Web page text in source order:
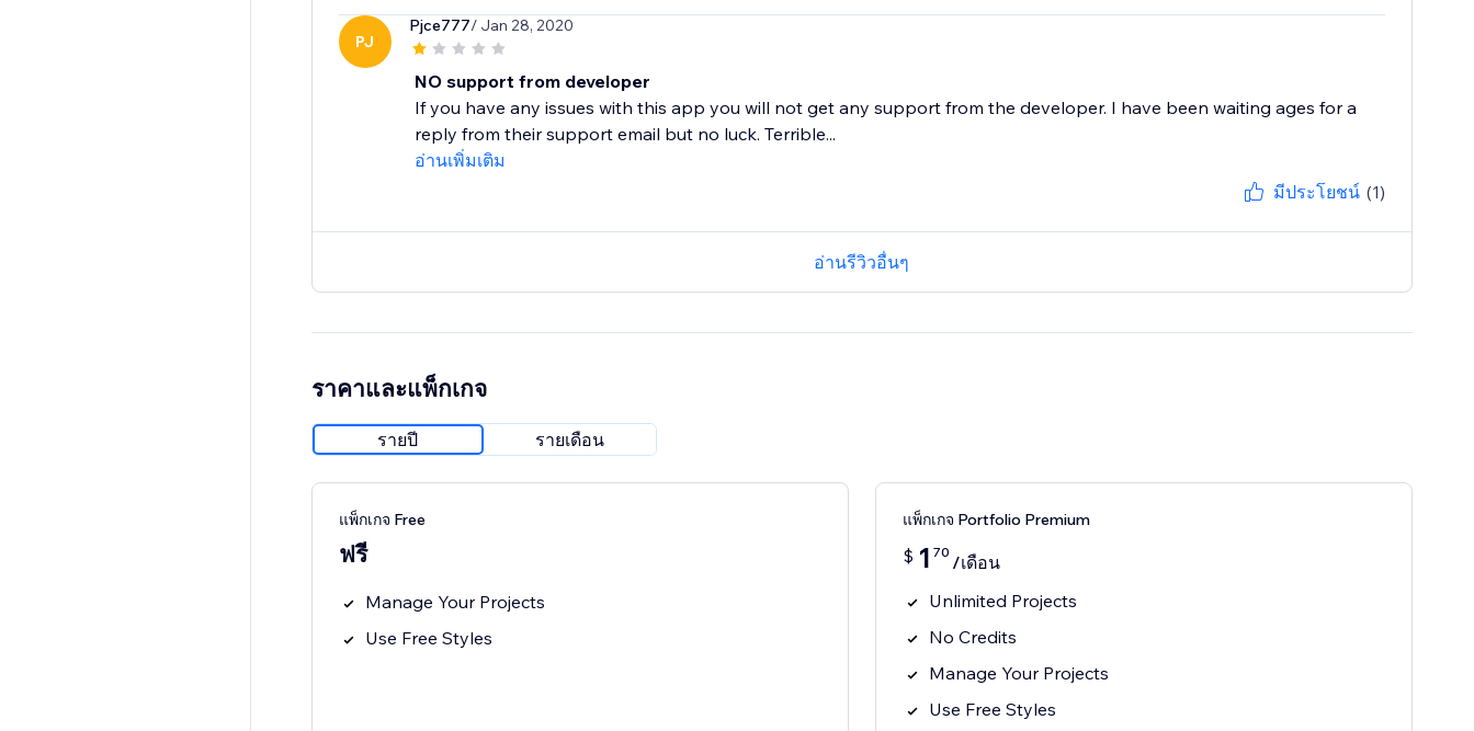
PJ
Pjce777/ Jan 28, 2020
NO support from developer
If you have any issues with this app you will not get any support from the developer. I have been waiting ages for a
reply from their support email but no luck. Terrible...
อ่านเพิ่มเติม
มีประโยชน์ (1)
อ่านรีวิวอื่นๆ
ราคาและแพ็กเกจ
รายปี รายเดือน
แพ็กเกจ Free
ฟรี
Manage Your Projects
Use Free Styles
แพ็กเกจ Portfolio Premium
$ 1 70 /เดือน
Unlimited Projects
No Credits
Manage Your Projects
Use Free Styles